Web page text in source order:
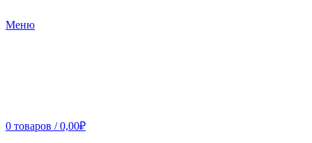
Меню
0 товаров / 0,00₽